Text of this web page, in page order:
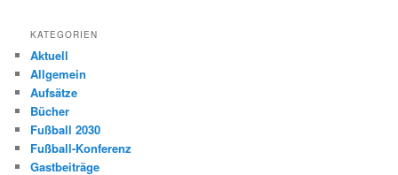
KATEGORIEN
Aktuell
Allgemein
Aufsätze
Bücher
Fußball 2030
Fußball-Konferenz
Gastbeiträge